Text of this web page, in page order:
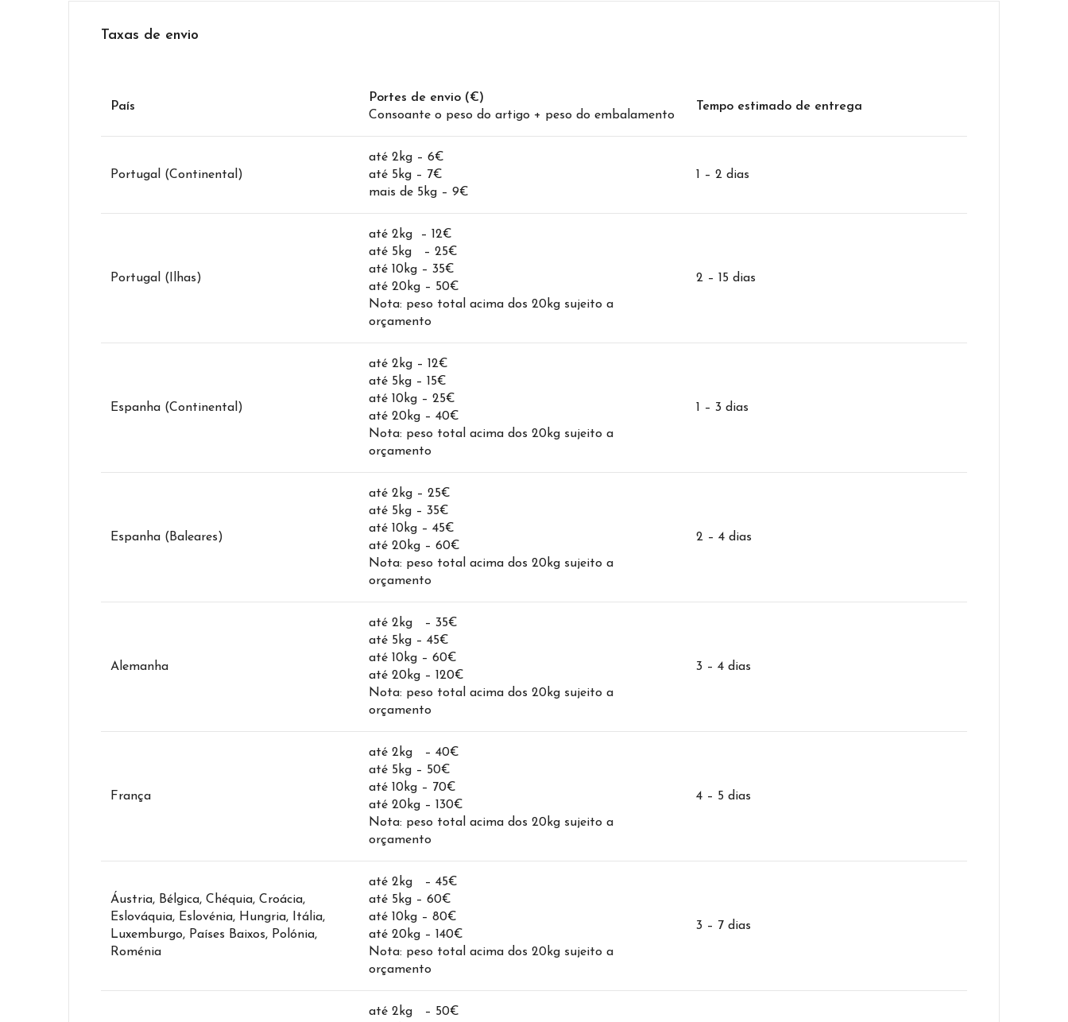
Taxas de envio
País
Portes de envio (€)
Consoante o peso do artigo + peso do embalamento
Tempo estimado de entrega
Portugal (Continental)
até 2kg – 6€
até 5kg – 7€
mais de 5kg – 9€
1 – 2 dias
Portugal (Ilhas)
até 2kg – 12€
até 5kg – 25€
até 10kg – 35€
até 20kg – 50€
Nota: peso total acima dos 20kg sujeito a
orçamento
2 – 15 dias
Espanha (Continental)
até 2kg – 12€
até 5kg – 15€
até 10kg – 25€
até 20kg – 40€
Nota: peso total acima dos 20kg sujeito a
orçamento
1 – 3 dias
Espanha (Baleares)
até 2kg – 25€
até 5kg – 35€
até 10kg – 45€
até 20kg – 60€
Nota: peso total acima dos 20kg sujeito a
orçamento
2 – 4 dias
Alemanha
até 2kg – 35€
até 5kg – 45€
até 10kg – 60€
até 20kg – 120€
Nota: peso total acima dos 20kg sujeito a
orçamento
3 – 4 dias
França
até 2kg – 40€
até 5kg – 50€
até 10kg – 70€
até 20kg – 130€
Nota: peso total acima dos 20kg sujeito a
orçamento
4 – 5 dias
Áustria, Bélgica, Chéquia, Croácia,
Eslováquia, Eslovénia, Hungria, Itália,
Luxemburgo, Países Baixos, Polónia,
Roménia
até 2kg – 45€
até 5kg – 60€
até 10kg – 80€
até 20kg – 140€
Nota: peso total acima dos 20kg sujeito a
orçamento
3 – 7 dias
até 2kg – 50€